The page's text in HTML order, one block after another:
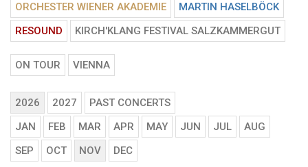
ORCHESTER WIENER AKADEMIE
MARTIN HASELBÖCK
RESOUND
KIRCH'KLANG FESTIVAL SALZKAMMERGUT
ON TOUR VIENNA
2026 2027
PAST CONCERTS
JAN
FEB MAR APR MAY JUN JUL
AUG
SEP
OCT NOV DEC